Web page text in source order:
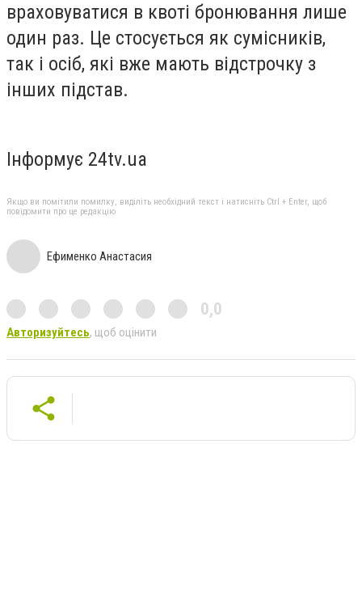
враховуватися в квоті бронювання лише
один раз. Це стосується як сумісників,
так і осіб, які вже мають відстрочку з
інших підстав.
Інформує 24tv.ua
Якщо ви помітили помилку, виділіть необхідний текст і натисніть Ctrl + Enter, щоб
повідомити про це редакцію
Ефименко Анастасия
0,0
Авторизуйтесь, щоб оцінити